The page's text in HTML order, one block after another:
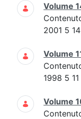
Volume
2001 5
Volume
1998 5
Volume